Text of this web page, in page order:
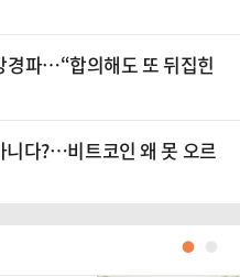
경파…“합의해도 또 뒤집힌
니다?…비트코인 왜 못 오르
●